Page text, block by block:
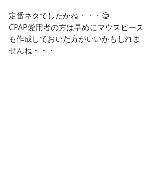
定番ネタでしたかね・・・😅
CPAP愛用者の方は早めにマウスピース
も作成しておいた方がいいかもしれま
せんね・・・